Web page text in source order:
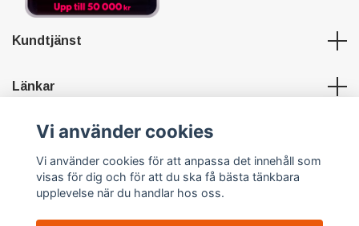
Kundtjänst
Länkar
Sociala medier
Vi använder cookies
Vi använder cookies för att anpassa det innehåll som
visas för dig och för att du ska få bästa tänkbara
upplevelse när du handlar hos oss.